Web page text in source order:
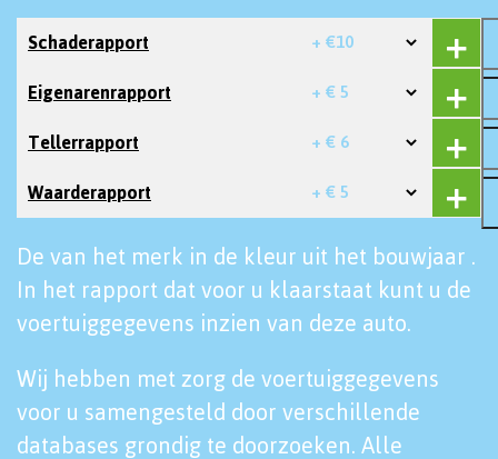
Schaderapport + €10
Eigenarenrapport + € 5
Tellerrapport + € 6
Waarderapport + € 5
De van het merk in de kleur uit het bouwjaar .
In het rapport dat voor u klaarstaat kunt u de
voertuiggegevens inzien van deze auto.
Wij hebben met zorg de voertuiggegevens
voor u samengesteld door verschillende
databases grondig te doorzoeken. Alle